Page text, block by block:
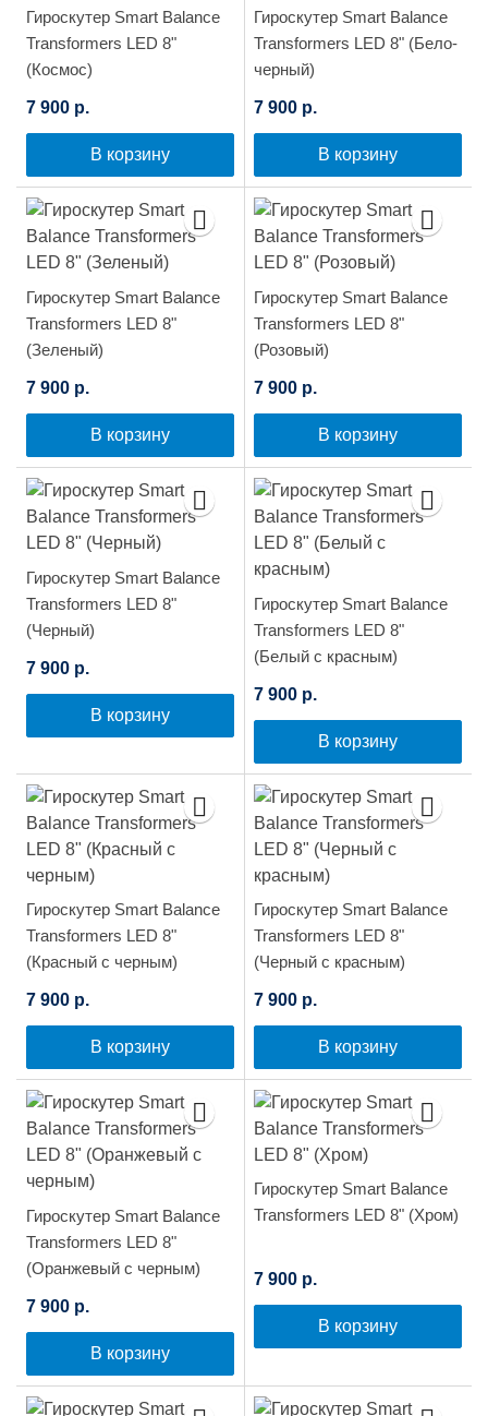
Гироскутер Smart Balance
Transformers LED 8"
(Космос)
7 900 р.
В корзину
Гироскутер Smart Balance
Transformers LED 8" (Бело-
черный)
7 900 р.
В корзину
Гироскутер Smart Balance
Transformers LED 8"
(Зеленый)
7 900 р.
В корзину
Гироскутер Smart Balance
Transformers LED 8"
(Розовый)
7 900 р.
В корзину
Гироскутер Smart Balance
Transformers LED 8"
(Черный)
7 900 р.
В корзину
Гироскутер Smart Balance
Transformers LED 8"
(Белый с красным)
7 900 р.
В корзину
Гироскутер Smart Balance
Transformers LED 8"
(Красный с черным)
7 900 р.
В корзину
Гироскутер Smart Balance
Transformers LED 8"
(Черный с красным)
7 900 р.
В корзину
Гироскутер Smart Balance
Transformers LED 8"
(Оранжевый с черным)
7 900 р.
В корзину
Гироскутер Smart Balance
Transformers LED 8" (Хром)
7 900 р.
В корзину